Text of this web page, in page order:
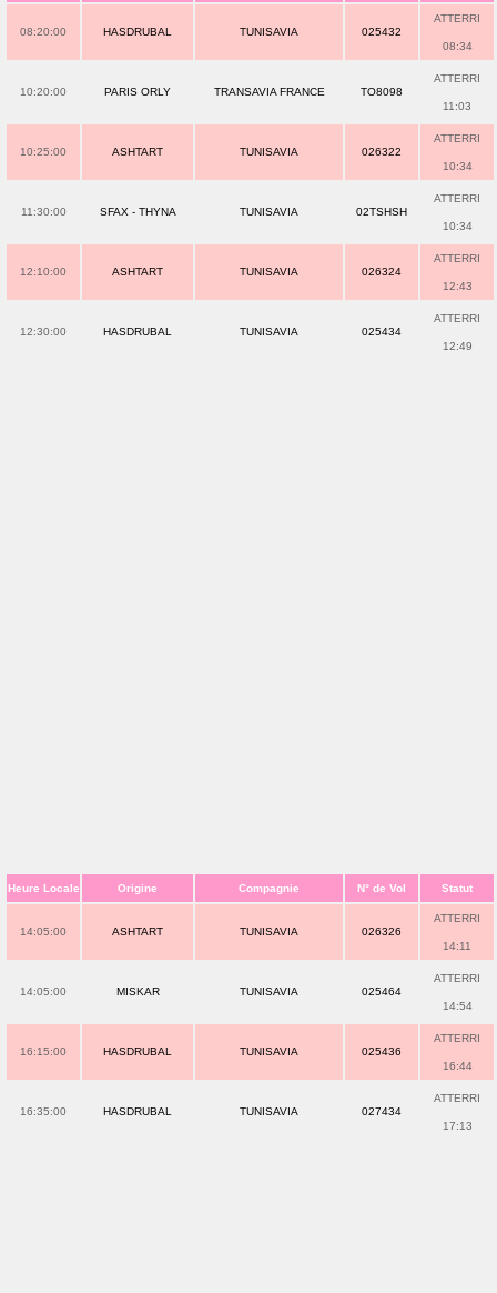
08:20:00 HASDRUBAL TUNISAVIA 025432
ATTERRI
08:34
10:20:00 PARIS ORLY TRANSAVIA FRANCE TO8098
ATTERRI
11:03
10:25:00 ASHTART TUNISAVIA 026322
ATTERRI
10:34
11:30:00 SFAX - THYNA TUNISAVIA 02TSHSH
ATTERRI
10:34
12:10:00 ASHTART TUNISAVIA 026324
ATTERRI
12:43
12:30:00 HASDRUBAL TUNISAVIA 025434
ATTERRI
12:49
Heure Locale Origine Compagnie N° de Vol Statut
14:05:00 ASHTART TUNISAVIA 026326
ATTERRI
14:11
14:05:00 MISKAR TUNISAVIA 025464
ATTERRI
14:54
16:15:00 HASDRUBAL TUNISAVIA 025436
ATTERRI
16:44
16:35:00 HASDRUBAL TUNISAVIA 027434
ATTERRI
17:13